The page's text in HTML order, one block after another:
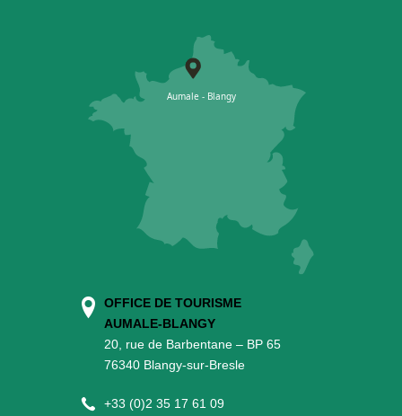
OFFICE DE TOURISME
AUMALE-BLANGY
20, rue de Barbentane – BP 65
76340 Blangy-sur-Bresle
+33 (0)2 35 17 61 09